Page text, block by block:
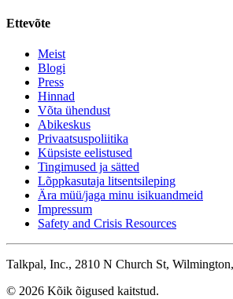
Ettevõte
Meist
Blogi
Press
Hinnad
Võta ühendust
Abikeskus
Privaatsuspoliitika
Küpsiste eelistused
Tingimused ja sätted
Lõppkasutaja litsentsileping
Ära müü/jaga minu isikuandmeid
Impressum
Safety and Crisis Resources
Talkpal, Inc., 2810 N Church St,
© 2026 Kõik õigused kaitstud.